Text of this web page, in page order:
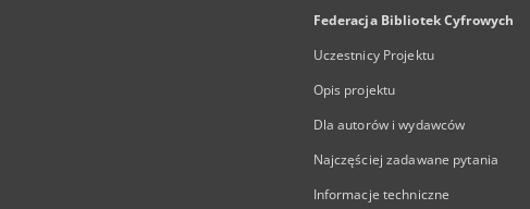
Federacja Bibliotek Cyfrowych
Uczestnicy Projektu
Opis projektu
Dla autorów i wydawców
Najczęściej zadawane pytania
Informacje techniczne